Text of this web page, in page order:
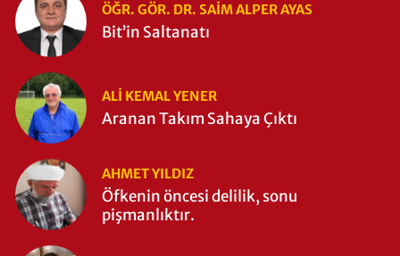
ÖĞR. GÖR. DR. SAIM ALPER AYAS
Bit’in Saltanatı
ALI KEMAL YENER
Aranan Takım Sahaya Çıktı
AHMET YILDIZ
Öfkenin öncesi delilik, sonu
pişmanlıktır.